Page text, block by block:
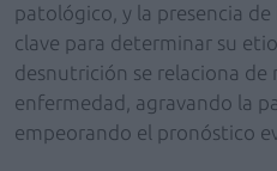
patológico, y la presencia
clave para determinar su
desnutrición se relaciona de
enfermedad, agravando la
empeorando el pronóstico